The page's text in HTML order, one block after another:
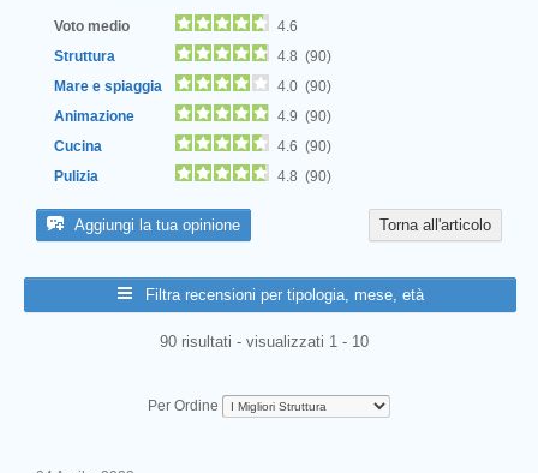
Voto medio
4.6
Struttura
4.8 (90)
Mare e spiaggia
4.0 (90)
Animazione
4.9 (90)
Cucina
4.6 (90)
Pulizia
4.8 (90)
Aggiungi la tua opinione Torna all'articolo
Filtra recensioni per tipologia, mese, età
90 risultati - visualizzati 1 - 10
Per Ordine